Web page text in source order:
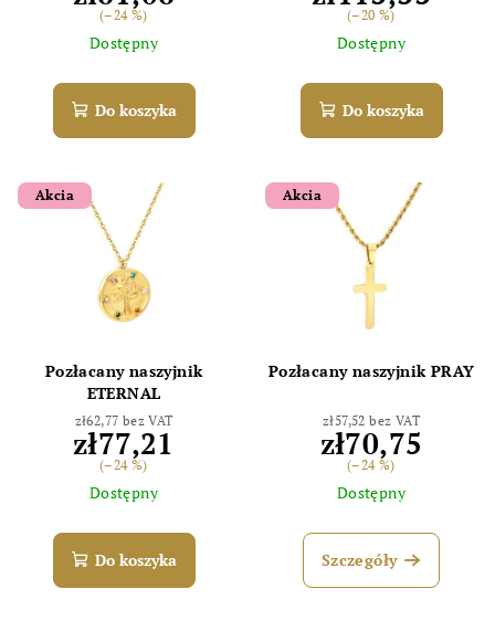
(–24 %)
Dostępny
Do koszyka
(–20 %)
Dostępny
Do koszyka
Akcia
Pozłacany naszyjnik
ETERNAL
zł62,77 bez VAT
zł77,21
(–24 %)
Dostępny
Do koszyka
Akcia
Pozłacany naszyjnik PRAY
zł57,52 bez VAT
zł70,75
(–24 %)
Dostępny
Szczegóły